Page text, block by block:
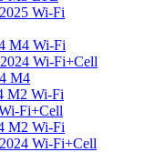
Wi-Fi
M4 Wi-Fi
Wi-Fi+Cell
M4
M2 Wi-Fi
Fi+Cell
M2 Wi-Fi
Wi-Fi+Cell